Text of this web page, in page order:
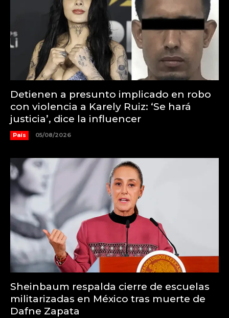
Detienen a presunto implicado en robo
con violencia a Karely Ruiz: ‘Se hará
justicia’, dice la influencer
País 05/08/2026
Sheinbaum respalda cierre de escuelas
militarizadas en México tras muerte de
Dafne Zapata